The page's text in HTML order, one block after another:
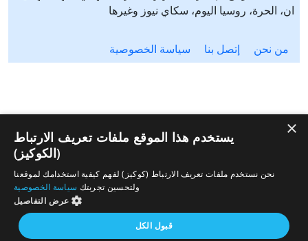
ان، الحرة، روسيا اليوم، سكاي نيوز وغيرها
من نحن إتصل بنا سياسة الخصوصية
×
يستخدم هذا الموقع ملفات تعريف الارتباط
(الكوكيز)
نحن نستخدم ملفات تعريف الارتباط (كوكيز) لفهم كيفية استخدامك لموقعنا
ولتحسين تجربتك سياسة الخصوصية
عرض التفاصيل
قبول الكل